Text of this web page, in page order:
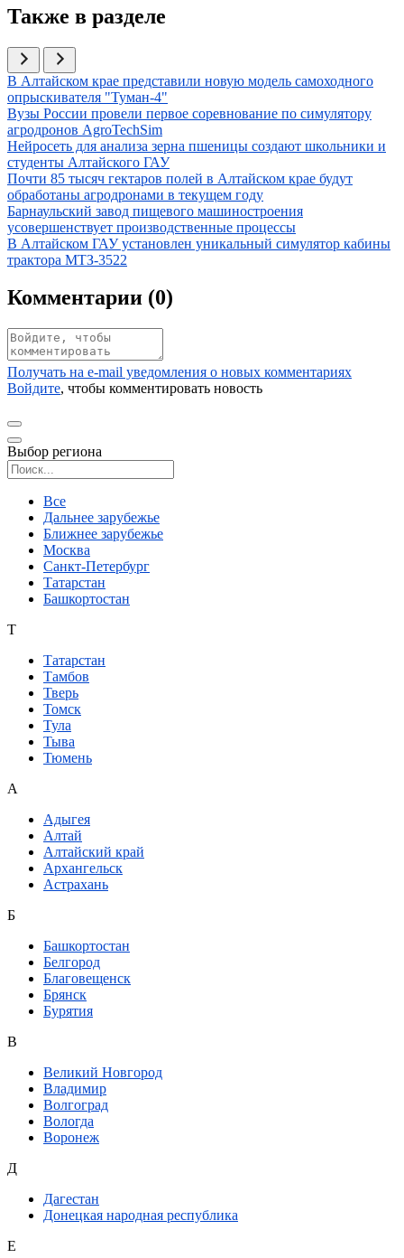
Также в разделе
Иллюстрация новости
В Алтайском крае представили новую модель самоходного
опрыскивателя "Туман-4"
Иллюстрация новости
Вузы России провели первое соревнование по симулятору
агродронов AgroTechSim
Иллюстрация новости
Нейросеть для анализа зерна пшеницы создают школьники и
студенты Алтайского ГАУ
Иллюстрация новости
Почти 85 тысяч гектаров полей в Алтайском крае будут
обработаны агродронами в текущем году
Иллюстрация новости
Барнаульский завод пищевого машиностроения
усовершенствует производственные процессы
Иллюстрация новости
В Алтайском ГАУ установлен уникальный симулятор кабины
трактора МТЗ-3522
Комментарии (0)
Получать на e‑mail уведомления о новых комментариях
Войдите, чтобы комментировать новость
Выбор региона
Все
Дальнее зарубежье
Ближнее зарубежье
Москва
Санкт-Петербург
Татарстан
Башкортостан
Т
Татарстан
Тамбов
Тверь
Томск
Тула
Тыва
Тюмень
А
Адыгея
Алтай
Алтайский край
Архангельск
Астрахань
Б
Башкортостан
Белгород
Благовещенск
Брянск
Бурятия
В
Великий Новгород
Владимир
Волгоград
Вологда
Воронеж
Д
Дагестан
Донецкая народная республика
Е